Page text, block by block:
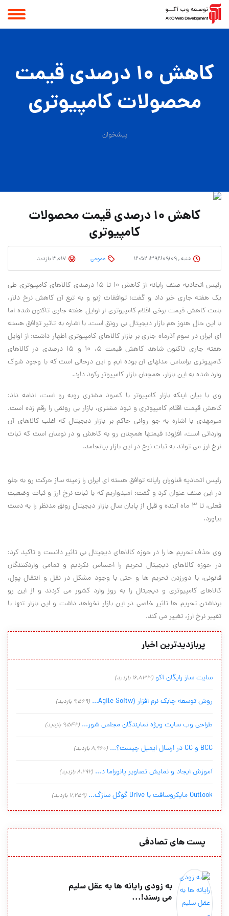
کاهش 10 درصدی قیمت
محصولات کامپیوتری
پیشخوان
کاهش 10 درصدی قیمت محصولات
کامپیوتری
شنبه , ۱۳۹۲/۰۹/۰۹ ۱۲:۵۲ عمومی
رئیس اتحادیه صنف رایانه از کاهش 10 تا 15 درصدی کالاهای کامپیوتری طی
یک هفته جاری خبر داد و گفت: توافقات ژنو و به تبع آن کاهش نرخ دلار،
باعث کاهش قیمت برخی اقلام کامپیوتری از اوایل هفته جاری تاکنون شده اما
با این حال هنوز هم بازار دیجیتال بی رونق است. با اشاره به تاثیر توافق هسته
ای ایران در سوم آذرماه جاری بر بازار کالاهای کامپیوتری اظهار داشت: از اوایل
هفته جاری تاکنون شاهد کاهش قیمت 5، 10 و 15 درصدی در کالاهای
کامپیوتری براساس مدلهای آن بوده ایم و این درحالی است که با وجود شوک
وارد شده به این بازار، همچنان بازار کامپیوتر رکود دارد.
وی با بیان اینکه بازار کامپیوتر با کمبود مشتری روبه رو است، ادامه داد:
کاهش قیمت اقلام کامپیوتری و نبود مشتری، بازار بی رونقی را رقم زده است.
میرمهدی با اشاره به جو روانی حاکم بر بازار دیجیتال که اغلب کالاهای آن
وارداتی است، افزود: قیمتها همچنان رو به کاهش و در نوسان است که ثبات
نرخ ارز می تواند به ثبات نرخ در این بازار بیانجامد.
رئیس اتحادیه فناوران رایانه توافق هسته ای ایران را زمینه ساز حرکت رو به جلو
در این صنف عنوان کرد و گفت: امیدواریم که با ثبات نرخ ارز و ثبات وضعیت
فعلی، تا 3 ماه آینده و قبل از پایان سال بازار دیجیتال رونق مدنظر را به دست
بیاورد.
وی حذف تحریم ها را در حوزه کالاهای دیجیتال بی تاثیر دانست و تاکید کرد:
در حوزه کالاهای دیجیتال تحریم را احساس نکردیم و تمامی واردکنندگان
قانونی، با دورزدن تحریم ها و حتی با وجود مشکل در نقل و انتقال پول،
کالاهای کامپیوتری و دیجیتال را به روز وارد کشور می کردند و از این رو
برداشتن تحریم ها تاثیر خاصی در این بازار نخواهد داشت و این بازار تنها با
تغییر نرخ ارز، تغییر می کند.
پربازدیدترین اخبار
سایت ساز رایگان آکو (16,833 بازدید)
روش توسعه چابک نرم افزار (Agile Softw... (9,569 بازدید)
طراحی وب سایت ویژه نمایندگان مجلس شور... (9,542 بازدید)
BCC و CC در ارسال ایمیل چیست؟... (8,960 بازدید)
آموزش ایجاد و نمایش تصاویر پانوراما د... (8,292 بازدید)
Outlook مایکروسافت با Drive گوگل سازگ... (7,259 بازدید)
پست های تصادفی
به زودی رایانه ها به عقل سلیم
می رسند!...